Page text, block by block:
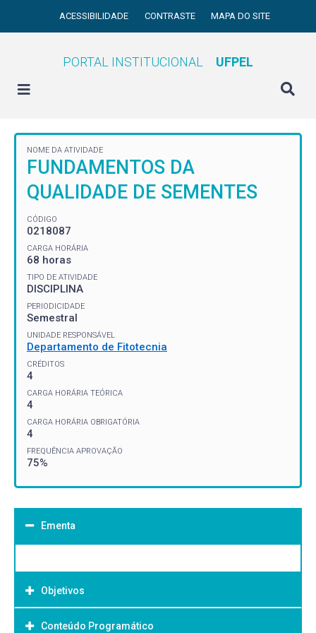
ACESSIBILIDADE CONTRASTE MAPA DO SITE
PORTAL INSTITUCIONAL UFPEL
NOME DA ATIVIDADE
FUNDAMENTOS DA
QUALIDADE DE SEMENTES
CÓDIGO
0218087
CARGA HORÁRIA
68 horas
TIPO DE ATIVIDADE
DISCIPLINA
PERIODICIDADE
Semestral
UNIDADE RESPONSÁVEL
Departamento de Fitotecnia
CRÉDITOS
4
CARGA HORÁRIA TEÓRICA
4
CARGA HORÁRIA OBRIGATÓRIA
4
FREQUÊNCIA APROVAÇÃO
75%
Ementa
Objetivos
Objetivo Geral:
Conteúdo Programático